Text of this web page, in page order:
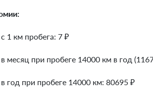
1 км пробега: 7 ₽
месяц при пробеге 14000 км в год
год при пробеге 14000 км: 80695 ₽